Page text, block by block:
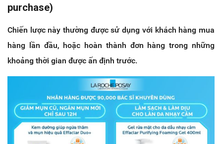
purchase)
Chiến lược này thường được sử dụng với khách hàng mua
hàng lần đầu, hoặc hoàn thành đơn hàng trong những
khoảng thời gian được ấn định trước.